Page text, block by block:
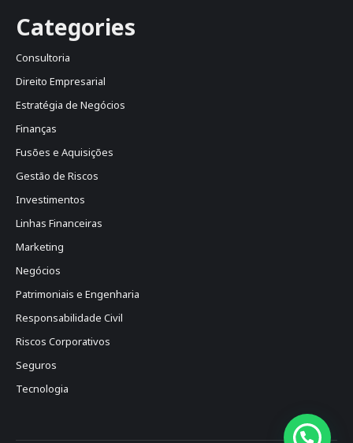
Categories
Consultoria
Direito Empresarial
Estratégia de Negócios
Finanças
Fusões e Aquisições
Gestão de Riscos
Investimentos
Linhas Financeiras
Marketing
Negócios
Patrimoniais e Engenharia
Responsabilidade Civil
Riscos Corporativos
Seguros
Tecnologia